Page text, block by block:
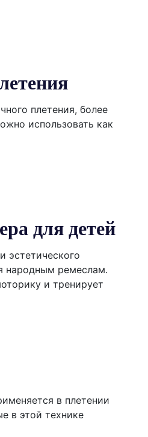
плетения, более
использовать как
для детей
эстетического
народным ремеслам.
и тренирует
в плетении
в этой технике